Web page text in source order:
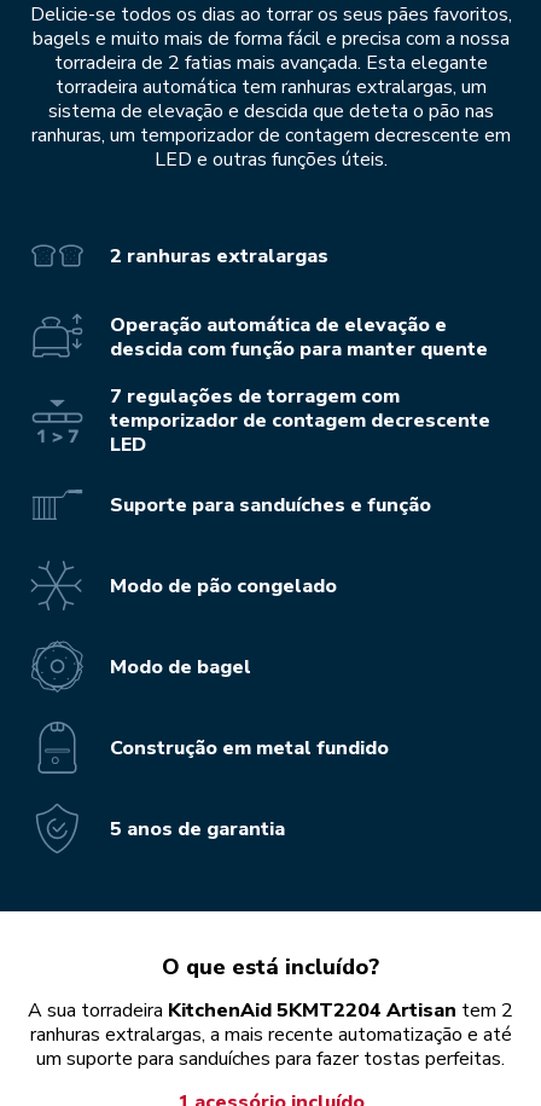
Delicie-se todos os dias ao torrar os seus pães favoritos,
bagels e muito mais de forma fácil e precisa com a nossa
torradeira de 2 fatias mais avançada. Esta elegante
torradeira automática tem ranhuras extralargas, um
sistema de elevação e descida que deteta o pão nas
ranhuras, um temporizador de contagem decrescente em
LED e outras funções úteis.
2 ranhuras extralargas
Operação automática de elevação e
descida com função para manter quente
7 regulações de torragem com
temporizador de contagem decrescente
LED
Suporte para sanduíches e função
Modo de pão congelado
Modo de bagel
Construção em metal fundido
5 anos de garantia
O que está incluído?
A sua torradeira KitchenAid 5KMT2204 Artisan tem 2
ranhuras extralargas, a mais recente automatização e até
um suporte para sanduíches para fazer tostas perfeitas.